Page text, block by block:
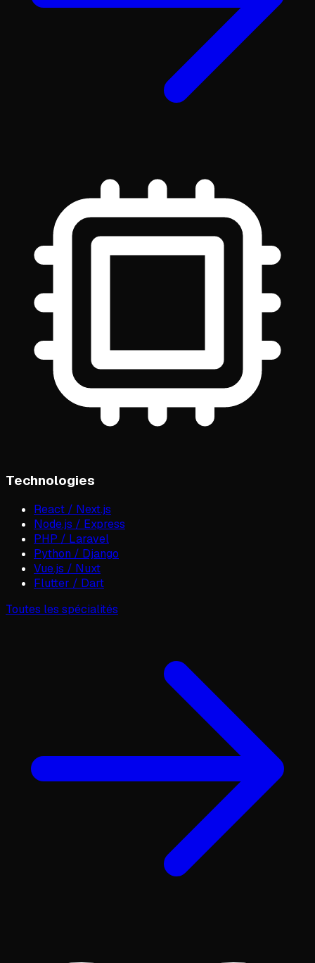
Technologies
React / Next.js
Node.js / Express
PHP / Laravel
Python / Django
Vue.js / Nuxt
Flutter / Dart
Toutes les spécialités